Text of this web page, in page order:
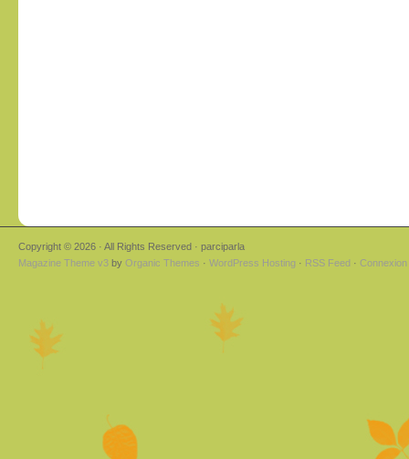
Copyright © 2026 · All Rights Reserved · parciparla
Magazine Theme v3 by Organic Themes · WordPress Hosting · RSS Feed · Connexion